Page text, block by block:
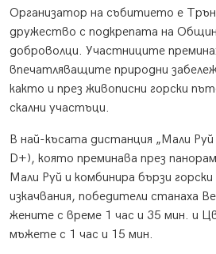
Организатор на събитието е
дружество с подкрепата на
доброволци. Участниците
впечатляващите природни
както и през живописни горски
скални участъци.
В най-късата дистанция „Мали
D+), която преминава през
Мали Руй и комбинира бързи
изкачвания, победители станаха
жените с време 1 час и 35 мин. и
мъжете с 1 час и 15 мин.